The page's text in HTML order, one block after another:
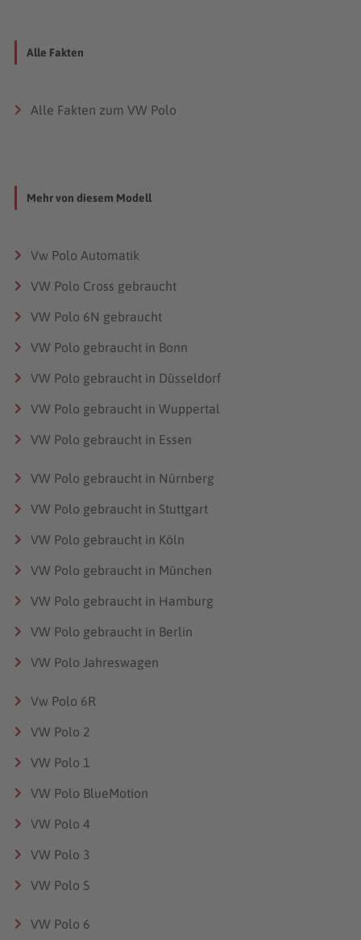
Alle Fakten
Alle Fakten zum VW Polo
Mehr von diesem Modell
Vw Polo Automatik
VW Polo Cross gebraucht
VW Polo 6N gebraucht
VW Polo gebraucht in Bonn
VW Polo gebraucht in Düsseldorf
VW Polo gebraucht in Wuppertal
VW Polo gebraucht in Essen
VW Polo gebraucht in Nürnberg
VW Polo gebraucht in Stuttgart
VW Polo gebraucht in Köln
VW Polo gebraucht in München
VW Polo gebraucht in Hamburg
VW Polo gebraucht in Berlin
VW Polo Jahreswagen
Vw Polo 6R
VW Polo 2
VW Polo 1
VW Polo BlueMotion
VW Polo 4
VW Polo 3
VW Polo 5
VW Polo 6